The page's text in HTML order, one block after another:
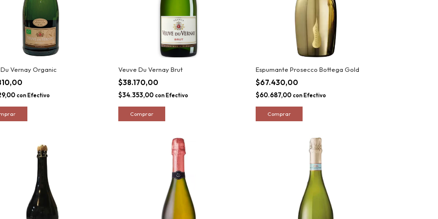
Vernay Organic
conEfectivo
Veuve Du Vernay Brut
$38.170,00
$34.353,00 conEfectivo
Espumante Prosecco Bottega Gold
$67.430,00
$60.687,00 conEfectivo